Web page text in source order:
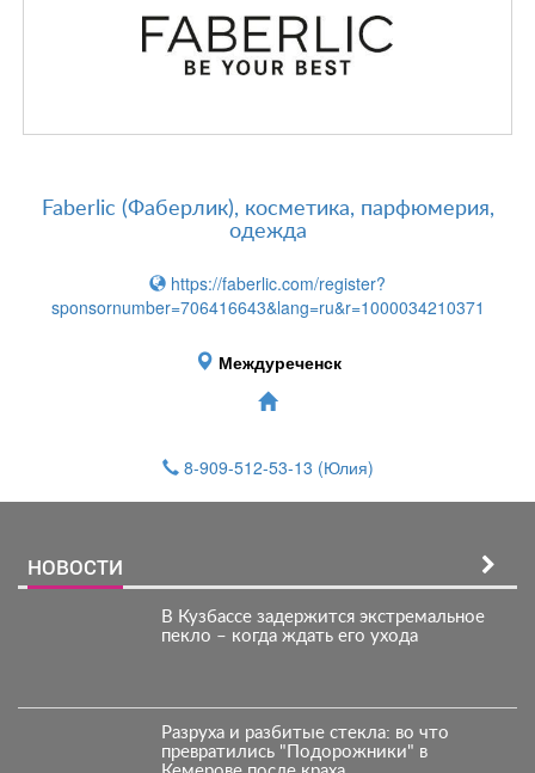
Faberlic (Фаберлик), косметика, парфюмерия,
одежда
https://faberlic.com/register?
sponsornumber=706416643&lang=ru&r=1000034210371
Междуреченск
8-909-512-53-13 (Юлия)
НОВОСТИ
В Кузбассе задержится экстремальное
пекло – когда ждать его ухода
Разруха и разбитые стекла: во что
превратились "Подорожники" в